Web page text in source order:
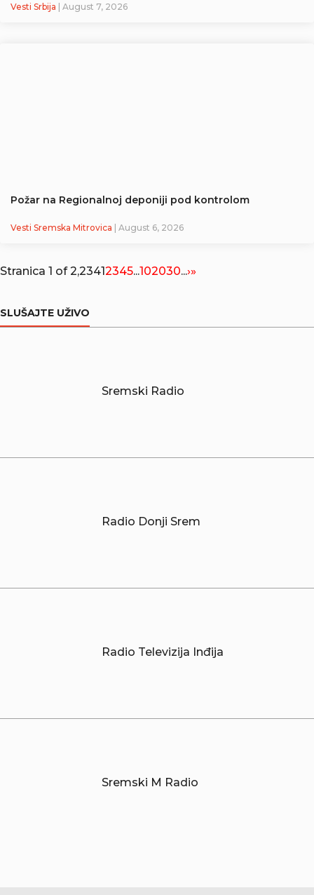
Vesti Srbija | August 7, 2026
Požar na Regionalnoj deponiji pod kontrolom
Vesti Sremska Mitrovica | August 6, 2026
Stranica 1 of 2,23412345...102030...›»
SLUŠAJTE UŽIVO
Sremski Radio
Radio Donji Srem
Radio Televizija Inđija
Sremski M Radio